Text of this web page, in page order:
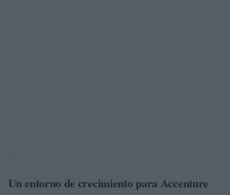
.
Un entorno de crecimiento para Accenture